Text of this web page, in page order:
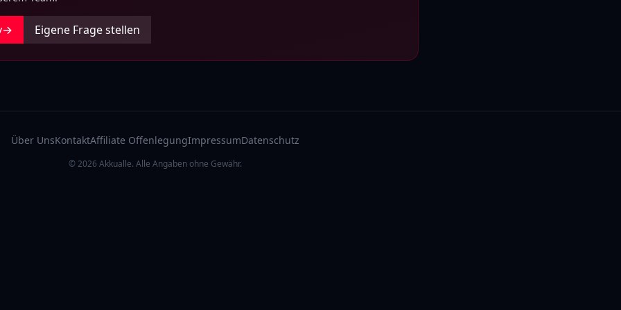
→ Eigene Frage stellen
Über UnsKontaktAffiliate OffenlegungImpressumDatenschutz
© 2026 Akkualle. Alle Angaben ohne Gewähr.